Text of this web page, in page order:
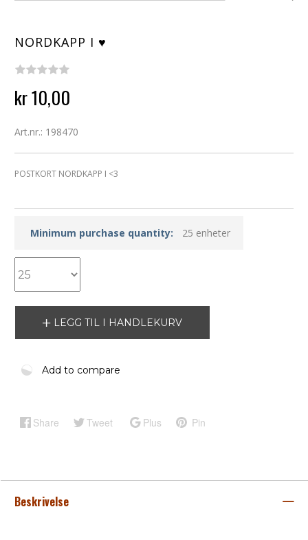
NORDKAPP I ♥
kr 10,00
Art.nr.: 198470
POSTKORT NORDKAPP I <3
Minimum purchase quantity: 25 enheter
LEGG TIL I HANDLEKURV
Add to compare
Share Tweet Plus Pin
Beskrivelse